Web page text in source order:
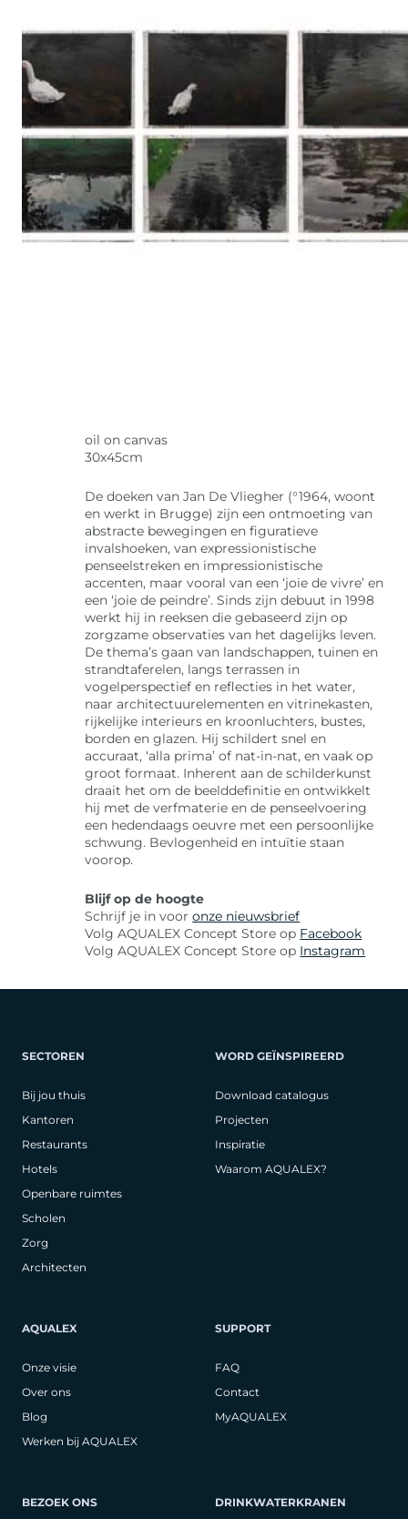
oil on canvas
30x45cm
De doeken van Jan De Vliegher (°1964, woont
en werkt in Brugge) zijn een ontmoeting van
abstracte bewegingen en figuratieve
invalshoeken, van expressionistische
penseelstreken en impressionistische
accenten, maar vooral van een ‘joie de vivre’ en
een ‘joie de peindre’. Sinds zijn debuut in 1998
werkt hij in reeksen die gebaseerd zijn op
zorgzame observaties van het dagelijks leven.
De thema’s gaan van landschappen, tuinen en
strandtaferelen, langs terrassen in
vogelperspectief en reflecties in het water,
naar architectuurelementen en vitrinekasten,
rijkelijke interieurs en kroonluchters, bustes,
borden en glazen. Hij schildert snel en
accuraat, ‘alla prima’ of nat-in-nat, en vaak op
groot formaat. Inherent aan de schilderkunst
draait het om de beelddefinitie en ontwikkelt
hij met de verfmaterie en de penseelvoering
een hedendaags oeuvre met een persoonlijke
schwung. Bevlogenheid en intuïtie staan
voorop.
Blijf op de hoogte
Schrijf je in vooronze nieuwsbrief
Volg AQUALEX Concept Store op Facebook
Volg AQUALEX Concept Store op Instagram
SECTOREN
Bij jou thuis
Kantoren
Restaurants
Hotels
Openbare ruimtes
Scholen
Zorg
Architecten
WORD GEÏNSPIREERD
Download catalogus
Projecten
Inspiratie
Waarom AQUALEX?
AQUALEX
Onze visie
Over ons
Blog
Werken bij AQUALEX
SUPPORT
FAQ
Contact
MyAQUALEX
BEZOEK ONS DRINKWATERKRANEN